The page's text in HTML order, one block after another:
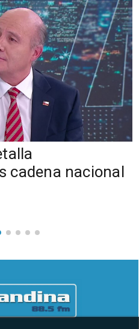
cadena nacional